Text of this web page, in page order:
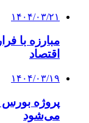
۱۴۰۴/۰۳/۲۱
مبارزه با
اقتصاد
۱۴۰۴/۰۳/۱۹
پروژه بورس
می‌شود